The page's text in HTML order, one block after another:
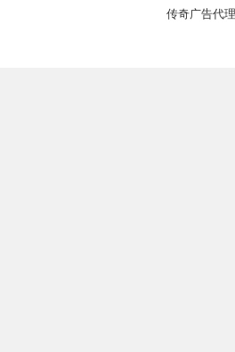
传奇广告代理